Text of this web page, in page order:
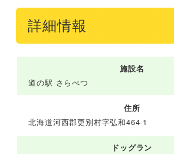
詳細情報
施設名
道の駅 さらべつ
住所
北海道河西郡更別村字弘和464-1
ドッグラン